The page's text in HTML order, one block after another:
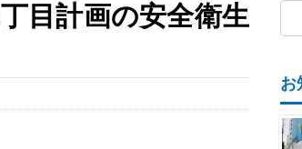
目計画の安全衛生
お